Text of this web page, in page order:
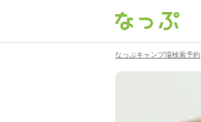
なっぷキャンプ場検索予約